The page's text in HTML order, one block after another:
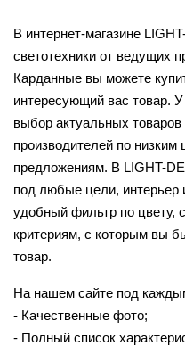
В интернет-магазине
светотехники от ведущих
Карданные вы можете
интересующий вас товар.
выбор актуальных
производителей по
предложениям. В LIGHT-
под любые цели, интерьер
удобный фильтр по цвету,
критериям, с которым вы
товар.
На нашем сайте под
- Качественные фото;
- Полный список